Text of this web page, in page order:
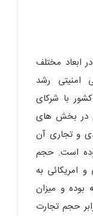
ابعاد مختلف
امنیتی رشد
با شرکای
در بخش های
و تجاری آن
است. حجم
امریکائی به
بوده و میزان
حجم تجارت